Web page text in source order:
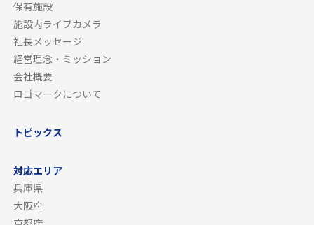
保有施設
施設内ライブカメラ
社長メッセージ
経営理念・ミッション
会社概要
ロゴマークについて
トピックス
対応エリア
兵庫県
大阪府